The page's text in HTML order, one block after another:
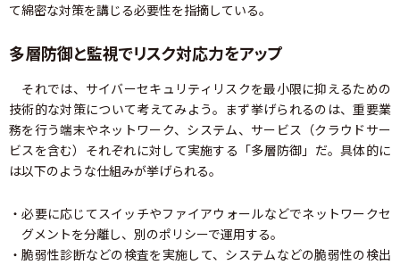
て綿密な対策を講じる必要性を指摘している。
多層防御と監視でリスク対応力をアップ
それでは、サイバーセキュリティリスクを最小限に抑えるための
技術的な対策について考えてみよう。まず挙げられるのは、重要業
務を行う端末やネットワーク、システム、サービス（クラウドサー
ビスを含む）それぞれに対して実施する「多層防御」だ。具体的に
は以下のような仕組みが挙げられる。
・必要に応じてスイッチやファイアウォールなどでネットワークセ
グメントを分離し、別のポリシーで運用する。
・脆弱性診断などの検査を実施して、システムなどの脆弱性の検出